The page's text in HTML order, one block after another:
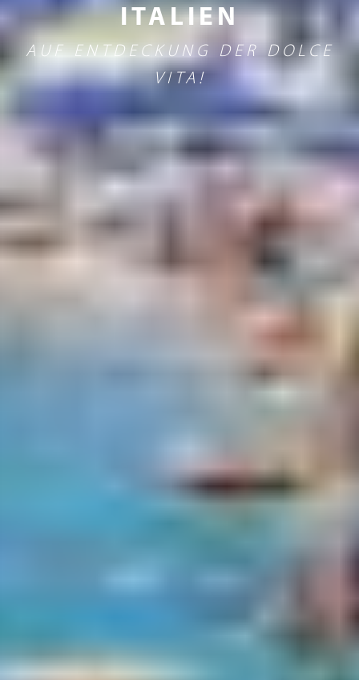
ITALIEN
AUF ENTDECKUNG DER DOLCE
VITA!